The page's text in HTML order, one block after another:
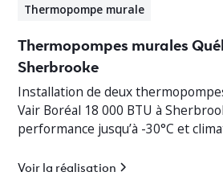
Thermopompe murale
Thermopompes murales
Sherbrooke
Installation de deux
Vair Boréal 18 000 BTU à
performance jusqu’à -30°C et
Voir la réalisation